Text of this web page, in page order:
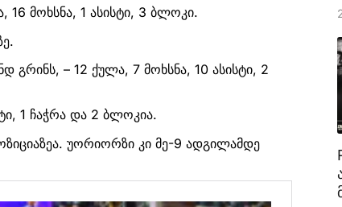
მოხსნა, 1 ასისტი, 3 ბლოკი.
– 12 ქულა, 7 მოხსნა, 10 ასისტი, 2
1 ჩაჭრა და 2 ბლოკია.
უორიორზი კი მე-9 ადგილამდე